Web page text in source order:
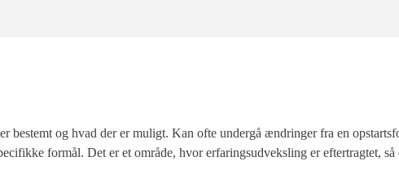
bestemt og hvad der er muligt. Kan ofte undergå ændringer fra en
formål. Det er et område, hvor erfaringsudveksling er eftertragtet, så